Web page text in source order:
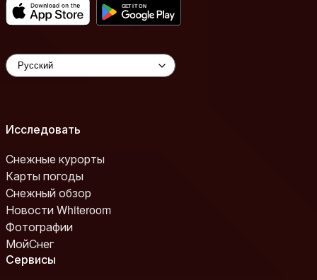
Исследовать
Снежные курорты
Карты погоды
Снежный обзор
Новости Whiteroom
Фотографии
МойСнег
Сервисы